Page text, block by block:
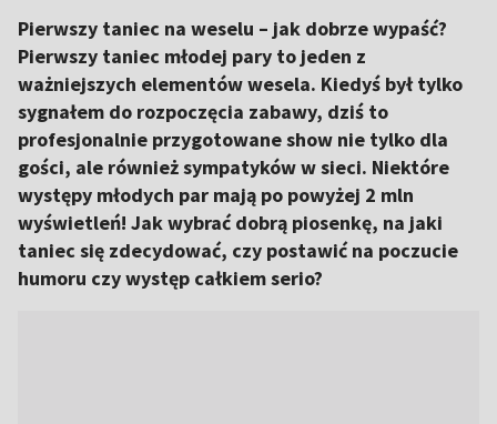
Pierwszy taniec na weselu – jak dobrze wypaść?
Pierwszy taniec młodej pary to jeden z
ważniejszych elementów wesela. Kiedyś był tylko
sygnałem do rozpoczęcia zabawy, dziś to
profesjonalnie przygotowane show nie tylko dla
gości, ale również sympatyków w sieci. Niektóre
występy młodych par mają po powyżej 2 mln
wyświetleń! Jak wybrać dobrą piosenkę, na jaki
taniec się zdecydować, czy postawić na poczucie
humoru czy występ całkiem serio?